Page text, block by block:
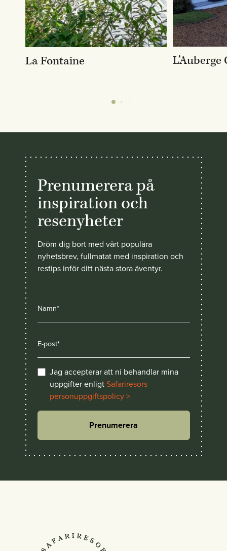
La Fontaine
Prenumerera på
inspiration och
resenyheter
Dröm dig bort med vårt populära
nyhetsbrev, fullmatat med inspiration och
restips inför ditt nästa stora äventyr.
Jag accepterar att ni behandlar mina
uppgifter enligtSafariresors
personuppgiftspolicy >
Prenumerera